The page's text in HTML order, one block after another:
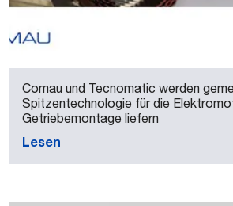
Comau und Tecnomatic werden
Spitzentechnologie für die
Getriebemontage liefern
Lesen